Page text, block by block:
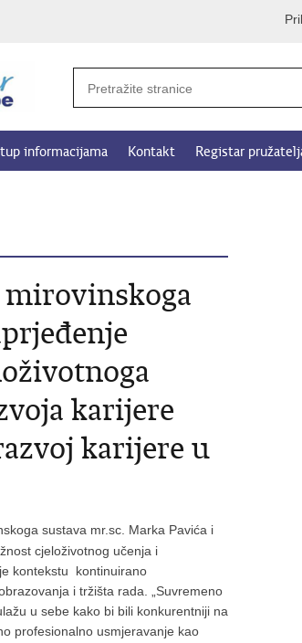
informacijama Kontakt Registar
karijere
karijere u
sustava mr.sc. Marka Pavića i
cjeloživotnog učenja i
kontekstu kontinuirano
i tržišta rada. „Suvremeno
u sebe kako bi bili konkurentniji na
profesionalno usmjeravanje kao